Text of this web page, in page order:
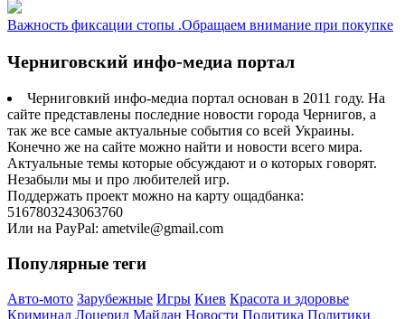
Важность фиксации стопы .Обращаем внимание при покупке
Черниговский инфо-медиа портал
Черниговкий инфо-медиа портал основан в 2011 году. На
сайте представлены последние новости города Чернигов, а
так же все самые актуальные события со всей Украины.
Конечно же на сайте можно найти и новости всего мира.
Актуальные темы которые обсуждают и о которых говорят.
Незабыли мы и про любителей игр.
Поддержать проект можно на карту ощадбанка:
5167803243063760
Или на PayPal: ametvile@gmail.com
Популярные теги
Авто-мото Зарубежные Игры Киев Красота и здоровье
Криминал Лоцерил Майдан Новости Политика Политики